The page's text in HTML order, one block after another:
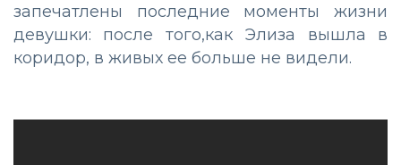
запечатлены последние моменты жизни
девушки: после того,как Элиза вышла в
коридор, в живых ее больше не видели.